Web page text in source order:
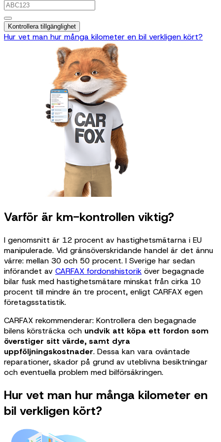
Kontrollera tillgänglighet
Hur vet man hur många kilometer en bil verkligen kört?
Varför är km-kontrollen viktig?
I genomsnitt är 12 procent av hastighetsmätarna i EU
manipulerade. Vid gränsöverskridande handel är det ännu
värre: mellan 30 och 50 procent. I Sverige har sedan
införandet av CARFAX fordonshistorik över begagnade
bilar fusk med hastighetsmätare minskat från cirka 10
procent till mindre än tre procent, enligt CARFAX egen
företagsstatistik.
CARFAX rekommenderar: Kontrollera den begagnade
bilens körsträcka och undvik att köpa ett fordon som
överstiger sitt värde, samt dyra
uppföljningskostnader. Dessa kan vara oväntade
reparationer, skador på grund av uteblivna besiktningar
och eventuella problem med bilförsäkringen.
Hur vet man hur många kilometer en
bil verkligen kört?